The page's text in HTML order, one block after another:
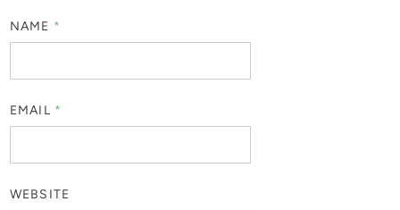
NAME *
EMAIL *
WEBSITE